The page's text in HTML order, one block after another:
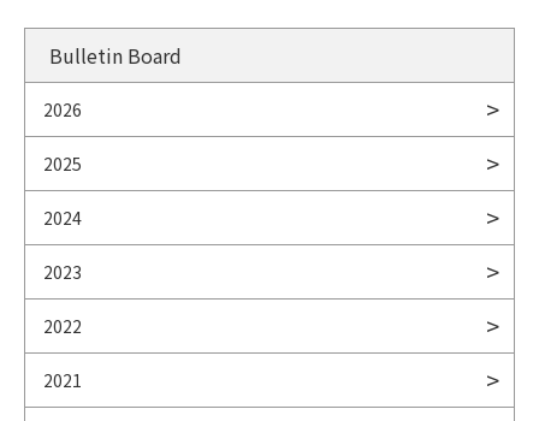
Bulletin Board
2026
2025
2024
2023
2022
2021